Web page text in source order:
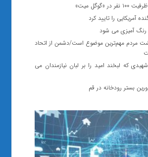
«گوگل میت»
آمریکایی را تایید کرد
رنگ آمیزی می شود
مردم مهم‌ترین موضوع است/دشمن از اتحاد
که لبخند امید را بر لبان نیازمندان می
بستر رودخانه در قم